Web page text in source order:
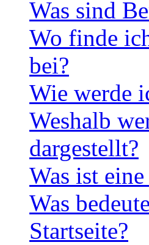
Was sind
Wo finde
bei?
Wie werde
Weshalb
dargestellt?
Was ist
Was
Startseite?